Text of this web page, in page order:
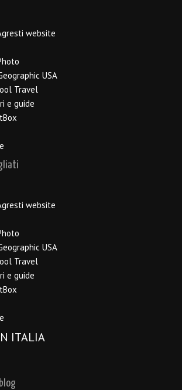
website
USA
Travel
e guide
website
USA
Travel
e guide
ITALIA